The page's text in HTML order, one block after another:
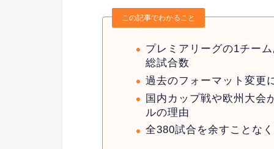
この記事でわかること
プレミアリーグの1チー
総試合数
過去のフォーマット変更
国内カップ戦や欧州大会
ルの理由
全380試合を余すことな